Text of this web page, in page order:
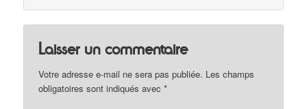
Laisser un commentaire
Votre adresse e-mail ne sera pas publiée. Les champs
obligatoires sont indiqués avec*